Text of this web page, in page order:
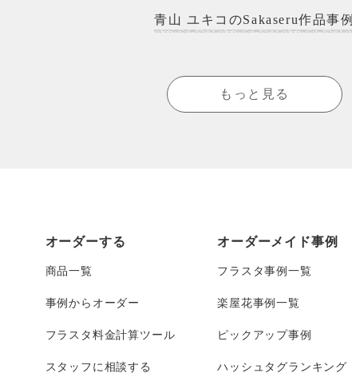
青山 ユキコのSakaseru作品事例
もっと見る
オーダーする
商品一覧
事例からオーダー
フラスタ料金計算ツール
スタッフに相談する
オーダーメイド事例
フラスタ事例一覧
楽屋花事例一覧
ピックアップ事例
ハッシュタグランキング